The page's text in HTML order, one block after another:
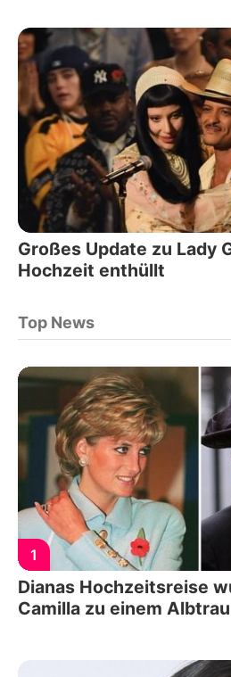
Großes Update zu Lady
Hochzeit enthüllt
Top News
1
Dianas Hochzeitsreise
Camilla zu einem